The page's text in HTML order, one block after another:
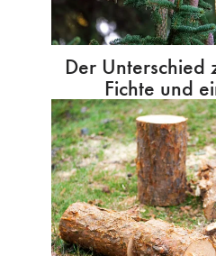
Der Unterschied
Fichte und